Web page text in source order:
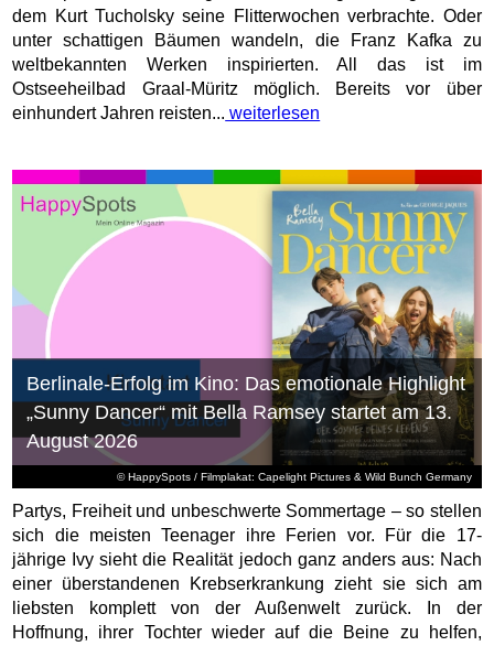
dem Kurt Tucholsky seine Flitterwochen verbrachte. Oder
unter schattigen Bäumen wandeln, die Franz Kafka zu
weltbekannten Werken inspirierten. All das ist im
Ostseeheilbad Graal-Müritz möglich. Bereits vor über
einhundert Jahren reisten... weiterlesen
© HappySpots / Filmplakat: Capelight Pictures & Wild Bunch Germany
Berlinale-Erfolg im Kino: Das emotionale Highlight
„Sunny Dancer“ mit Bella Ramsey startet am 13.
August 2026
Partys, Freiheit und unbeschwerte Sommertage – so stellen
sich die meisten Teenager ihre Ferien vor. Für die 17-
jährige Ivy sieht die Realität jedoch ganz anders aus: Nach
einer überstandenen Krebserkrankung zieht sie sich am
liebsten komplett von der Außenwelt zurück. In der
Hoffnung, ihrer Tochter wieder auf die Beine zu helfen,